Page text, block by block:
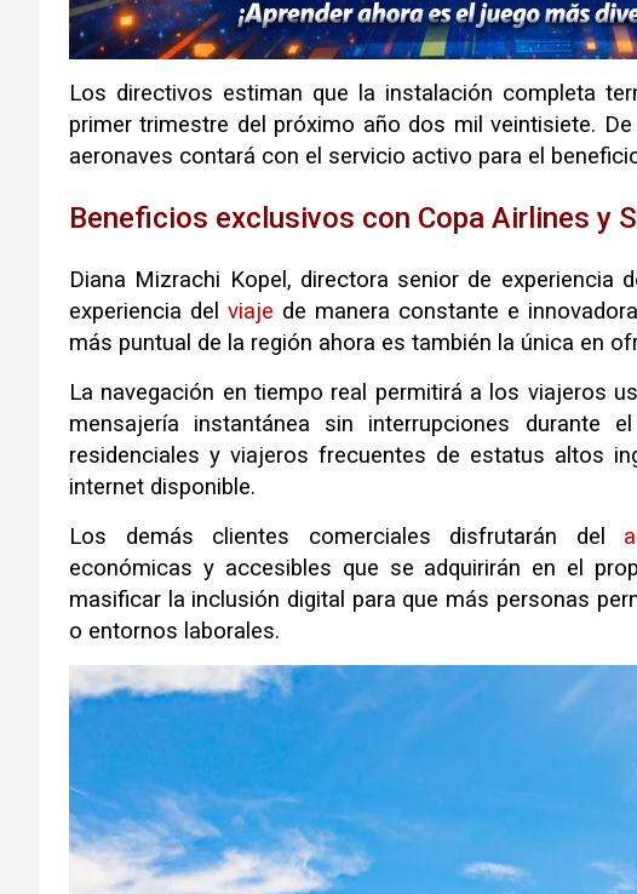
Los directivos estiman que la instalación completa
primer trimestre del próximo año dos mil veintisiete.
aeronaves contará con el servicio activo para el
Beneficios exclusivos con Copa Airlines y
Diana Mizrachi Kopel, directora senior de experiencia
experiencia delviaje de manera constante e
más puntual de la región ahora es también la única en
La navegación en tiempo real permitirá a los viajeros
mensajería instantánea sin interrupciones durante
residenciales y viajeros frecuentes de estatus altos
internet disponible.
Los demás clientes comerciales disfrutarán del
económicas y accesibles que se adquirirán en el
masificar la inclusión digital para que más personas
o entornos laborales.